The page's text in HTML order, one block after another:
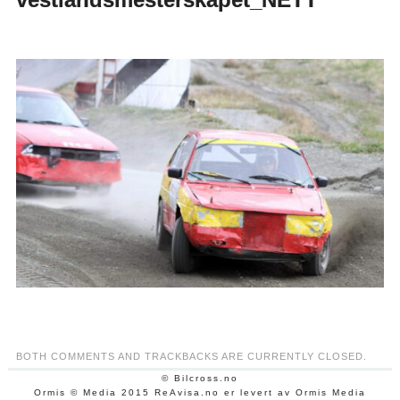
BOTH COMMENTS AND TRACKBACKS ARE CURRENTLY CLOSED.
© Bilcross.no
Ormis © Media 2015 ReAvisa.no er levert av Ormis Media